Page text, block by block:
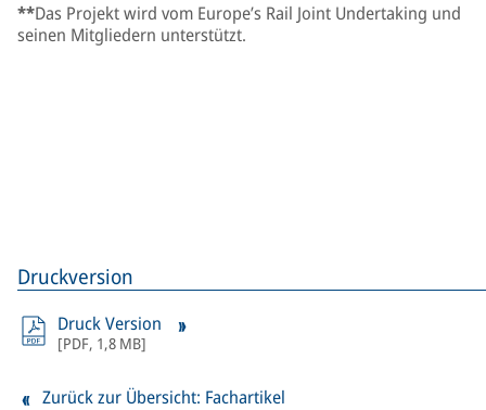
**Das Projekt wird vom Europe’s Rail Joint Undertaking und
seinen Mitgliedern unterstützt.
Druckversion
Druck Version
[PDF, 1,8 MB]
Zurück zur Übersicht: Fachartikel